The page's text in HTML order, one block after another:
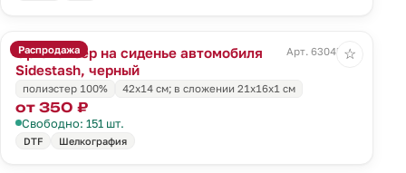
Распродажа
Органайзер на сиденье автомобиля
Sidestash, черный
Арт. 63045.30
полиэстер 100% 42х14 см; в сложении 21x16x1 см
от 350 ₽
Свободно: 151 шт.
DTF Шелкография
☆